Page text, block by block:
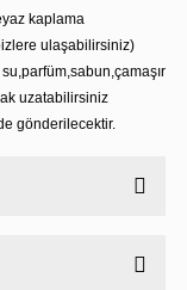
kaplama
ulaşabilirsiniz)
uzatabilirsiniz
gönderilecektir.